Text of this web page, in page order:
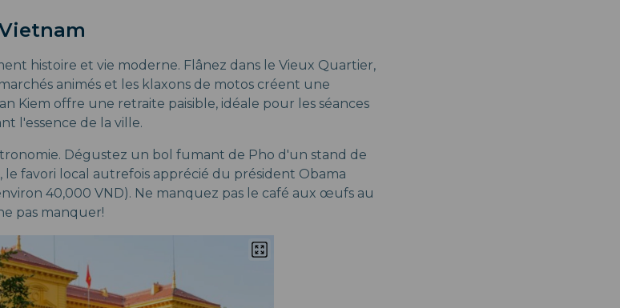
histoire et vie moderne. Flânez dans le Vieux Quartier,
animés et les klaxons de motos créent une
Kiem offre une retraite paisible, idéale pour les séances
l'essence de la ville.
Dégustez un bol fumant de Pho d'un stand de
le favori local autrefois apprécié du président Obama
40,000 VND). Ne manquez pas le café aux œufs au
pas manquer!